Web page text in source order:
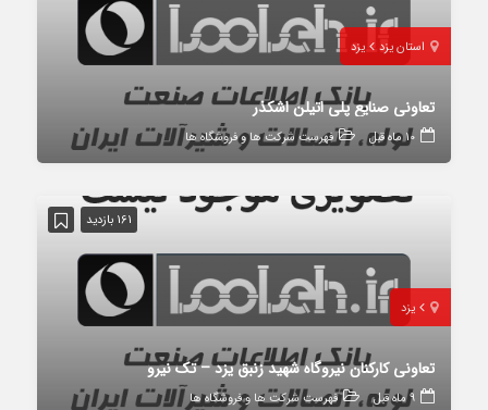
استان یزد یزد
تعاونی صنایع پلی اتیلن اشکذر
10 ماه قبل فهرست شرکت ها و فروشگاه ها
161 بازدید
یزد
تعاونی کارکنان نیروگاه شهید زنبق یزد – تک نیرو
9 ماه قبل فهرست شرکت ها و فروشگاه ها